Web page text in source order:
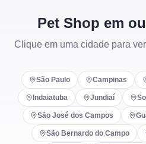
Pet Shop em
Clique em uma cidade para
São Paulo Campinas
Indaiatuba Jundiaí
São José dos Campos
São Bernardo do Campo